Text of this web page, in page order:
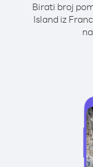
Birati broj
Island iz